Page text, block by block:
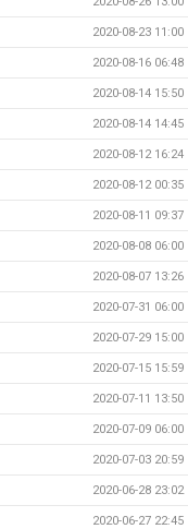
2020-08-23 11:00
2020-08-16 06:48
2020-08-14 15:50
2020-08-14 14:45
2020-08-12 16:24
2020-08-12 00:35
2020-08-11 09:37
2020-08-08 06:00
2020-08-07 13:26
2020-07-31 06:00
2020-07-29 15:00
2020-07-15 15:59
2020-07-11 13:50
2020-07-09 06:00
2020-07-03 20:59
2020-06-28 23:02
2020-06-27 22:45